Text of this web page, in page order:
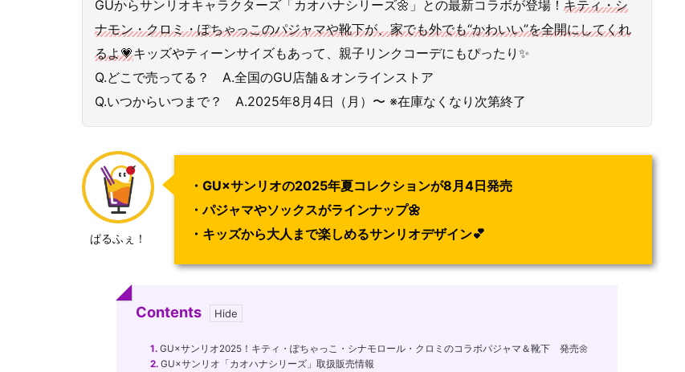
GUからサンリオキャラクターズ「カオハナシリーズ🌼」との最新コラボが登場！ キティ・シ
ナモン・クロミ・ぽちゃっこのパジャマや靴下が、家でも外でも“かわいい”を全開にしてくれ
るよ💗キッズやティーンサイズもあって、親子リンクコーデにもぴったり✨
Q.どこで売ってる？ A.全国のGU店舗＆オンラインストア
Q.いつからいつまで？ A.2025年8月4日（月）〜 ※在庫なくなり次第終了
ぱるふぇ！
・GU×サンリオの2025年夏コレクションが8月4日発売
・パジャマやソックスがラインナップ🌼
・キッズから大人まで楽しめるサンリオデザイン💕
Contents
1. GU×サンリオ2025！キティ・ぽちゃっこ・シナモロール・クロミのコラボパジャマ＆靴下 発売🌼
2. GU×サンリオ「カオハナシリーズ」取扱販売情報